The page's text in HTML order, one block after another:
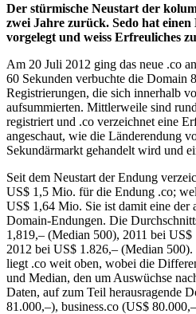
Der stürmische Neustart der
zwei Jahre zurück. Sedo hat
vorgelegt und weiss Erfreuliches
Am 20 Juli 2012 ging das neue .co
60 Sekunden verbuchte die Domain
Registrierungen, die sich innerhalb
aufsummierten. Mittlerweile sind
registriert und .co verzeichnet eine
angeschaut, wie die Länderendung
Sekundärmarkt gehandelt wird und
Seit dem Neustart der Endung
US$ 1,5 Mio. für die Endung .co;
US$ 1,64 Mio. Sie ist damit eine der
Domain-Endungen. Die
1,819,– (Median 500), 2011 bei
2012 bei US$ 1.826,– (Median
liegt .co weit oben, wobei die
und Median, den um Auswüchse
Daten, auf zum Teil herausragende
81.000,–), business.co (US$